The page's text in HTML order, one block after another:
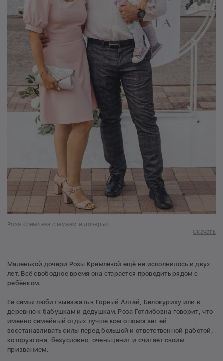
Роза Кремлева с мужем и дочерью
Скачать
Маленькой дочери Розы Кремлевой ещё не исполнилось и двух
лет. Всё свободное время она старается проводить рядом с
ребёнком.
Её семья любит выезжать в Горный Алтай, Белокуриху или в
деревню к бабушкам и дедушкам. Роза Готлибовна говорит, что
именно семейный отдых лучше всего помогает ей
восстанавливать силы перед большой и ответственной работой,
которую она, безусловно, очень ценит и считает своим
призванием.